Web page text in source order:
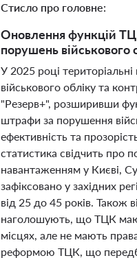
Стисло про головне:
Оновлення функцій
порушень військового
У 2025 році
військового обліку та
"Резерв+", розширивши
штрафи за порушення
ефективність та
статистика свідчить про
навантаженням у Києві,
зафіксовано у західних
від 25 до 45 років. Також
наголошують, що ТЦК
місцях, але не мають
реформою ТЦК, що